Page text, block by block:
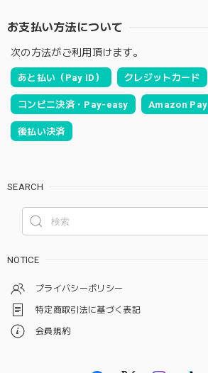
お支払い方法について
次の方法がご利用頂けます。
あと払い（Pay ID） クレジットカード
コンビニ決済・Pay-easy Amazon Pay
後払い決済
SEARCH
NOTICE
プライバシーポリシー
特定商取引法に基づく表記
会員規約